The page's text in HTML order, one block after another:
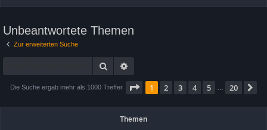
Unbeantwortete Themen
Zur erweiterten Suche
Suche
Die Suche ergab mehr als 1000 Treffer Seite 1von
1 2 3 4 5 20
Themen